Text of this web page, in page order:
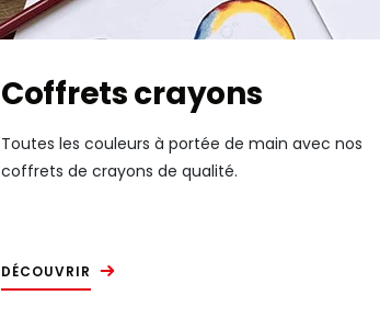
Coffrets crayons
Toutes les couleurs à portée de main avec nos
coffrets de crayons de qualité.
DÉCOUVRIR